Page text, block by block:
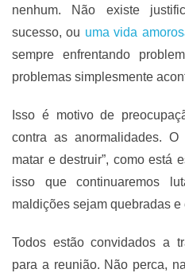
nenhum. Não existe
sucesso, ou uma vida
sempre enfrentando
problemas simplesmente
Isso é motivo de
contra as anormalidades.
matar e destruir”, como está
isso que continuaremos
maldições sejam quebradas
Todos estão convidados a
para a reunião. Não perca,